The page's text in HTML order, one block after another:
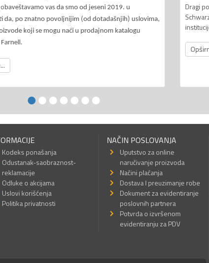
baveštavamo vas da smo od jeseni 2019. u
da, po znatno povoljnijim (od dotadašnjih) uslovima,
koji se mogu naći u prodajnom katalogu
Dragi
Kodeks ponašanja
Odustanak-saobraznost-
reklamacije
Odluke o akcijama
Uslovi korišćenja
Politika privatnosti
NAČIN POSLOVANJA
Uputstvo za online
naručivanje proizvoda
Načini plaćanja
Dostava I preuzimanje robe
Dokument za evidentiranje
poslovnih partnera
Potvrda o izvršenom
evidentiranju za PDV